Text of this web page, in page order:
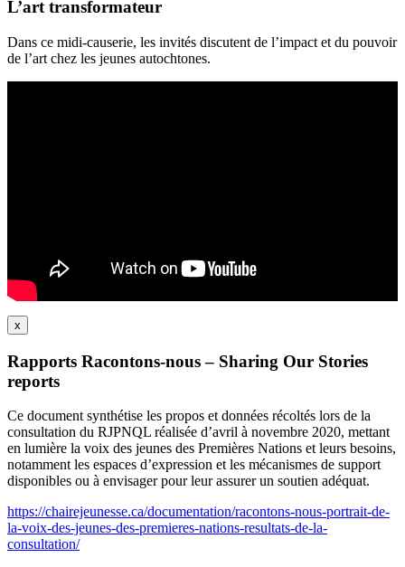
L’art transformateur
Dans ce midi-causerie, les invités discutent de l’impact et du pouvoir
de l’art chez les jeunes autochtones.
x
Rapports Racontons-nous – Sharing Our Stories
reports
Ce document synthétise les propos et données récoltés lors de la
consultation du RJPNQL réalisée d’avril à novembre 2020, mettant
en lumière la voix des jeunes des Premières Nations et leurs besoins,
notamment les espaces d’expression et les mécanismes de support
disponibles ou à envisager pour leur assurer un soutien adéquat.
https://chairejeunesse.ca/documentation/racontons-nous-portrait-de-
la-voix-des-jeunes-des-premieres-nations-resultats-de-la-
consultation/